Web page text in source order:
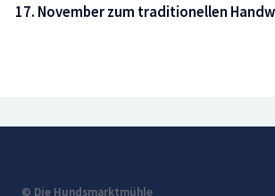
17. November zum traditionellen
© Die Hundsmarktmühle